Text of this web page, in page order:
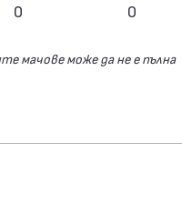
0 0
мачове може да не е пълна